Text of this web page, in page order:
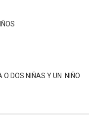
O DOS NIÑAS Y UN NIÑO